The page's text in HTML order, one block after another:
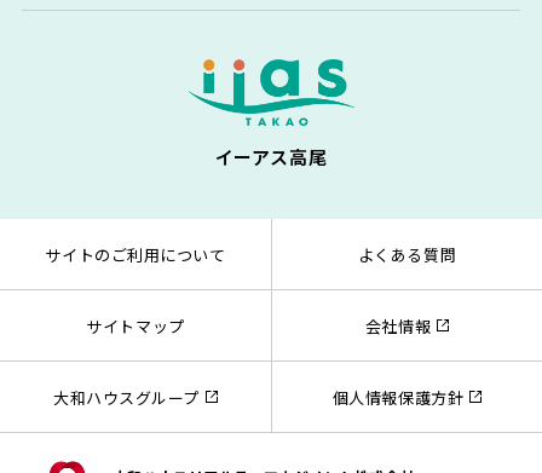
イーアス高尾
サイトのご利用について よくある質問
サイトマップ 会社情報
大和ハウスグループ 個人情報保護方針